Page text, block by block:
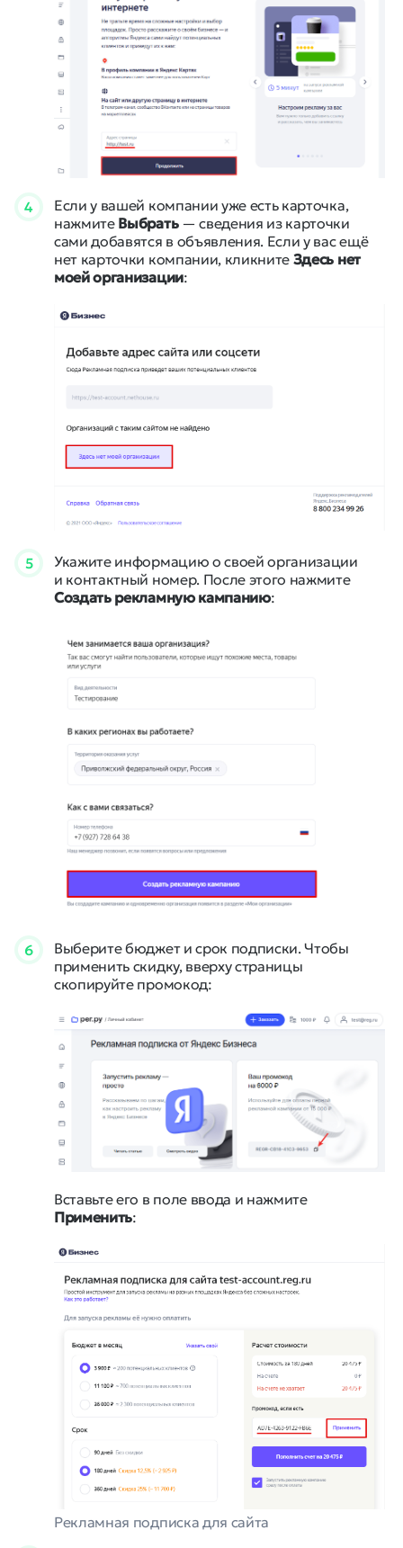
4
Если у вашей компании уже есть карточка,
нажмите Выбрать— сведения из карточки
сами добавятся в объявления. Если у вас ещё
нет карточки компании, кликните Здесь нет
моей организации:
5
Укажите информацию о своей организации
и контактный номер. После этого нажмите
Создать рекламную кампанию:
6
Выберите бюджет и срок подписки. Чтобы
применить скидку, вверху страницы
скопируйте промокод:
Вставьте его в поле ввода и нажмите
Применить:
Рекламная подписка для сайта